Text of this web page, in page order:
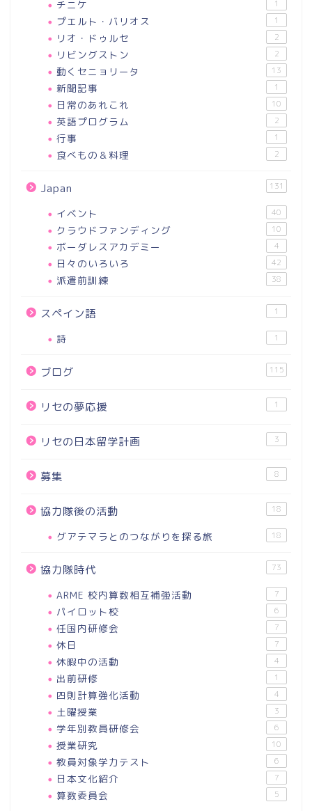
チニケ 1
プエルト・バリオス 1
リオ・ドゥルセ 2
リビングストン 2
動くセニョリータ 13
新聞記事 1
日常のあれこれ 10
英語プログラム 2
行事 1
食べもの＆料理 2
Japan 131
イベント 40
クラウドファンディング 10
ボーダレスアカデミー 4
日々のいろいろ 42
派遣前訓練 38
スペイン語 1
詩 1
ブログ 115
リセの夢応援 1
リセの日本留学計画 3
募集 8
協力隊後の活動 18
グアテマラとのつながりを探る旅 18
協力隊時代 73
ARME 校内算数相互補強活動 7
パイロット校 6
任国内研修会 7
休日 7
休暇中の活動 4
出前研修 1
四則計算強化活動 4
土曜授業 3
学年別教員研修会 6
授業研究 10
教員対象学力テスト 6
日本文化紹介 7
算数委員会 5